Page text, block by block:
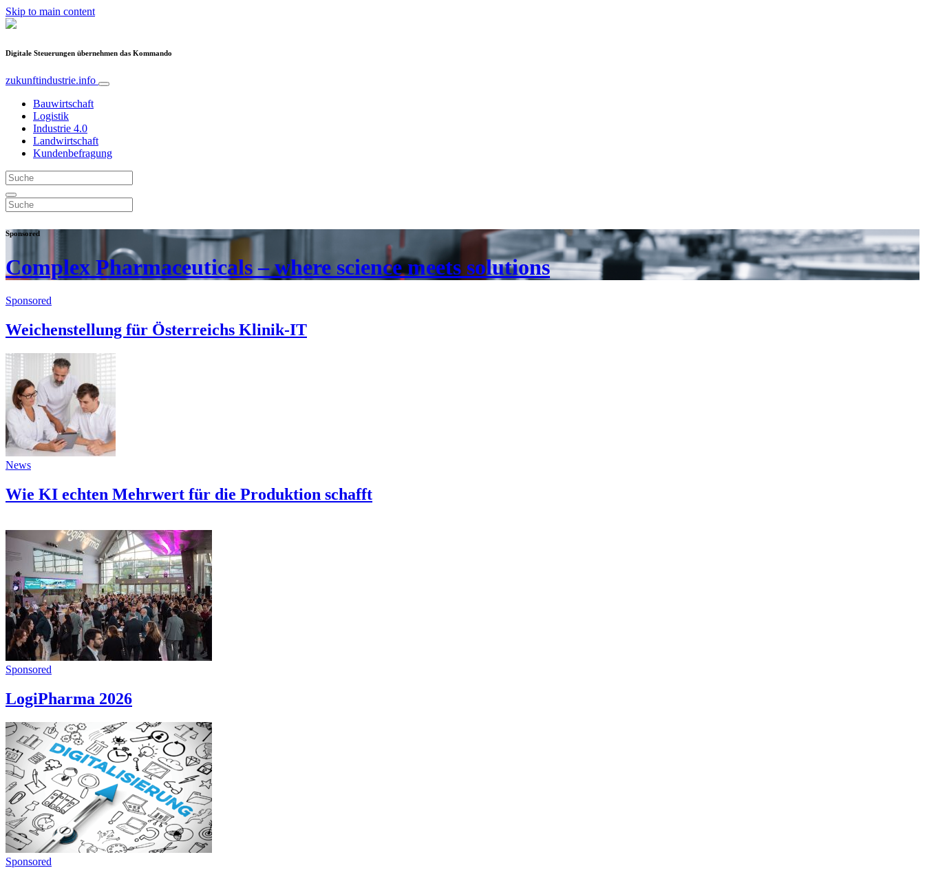
Skip to main content
Digitale Steuerungen übernehmen das Kommando
zukunftindustrie.info
Bauwirtschaft
Logistik
Industrie 4.0
Landwirtschaft
Kundenbefragung
Sponsored
Complex Pharmaceuticals – where science meets solutions
Sponsored
Weichenstellung für Österreichs Klinik-IT
News
Wie KI echten Mehrwert für die Produktion schafft
Sponsored
LogiPharma 2026
Sponsored